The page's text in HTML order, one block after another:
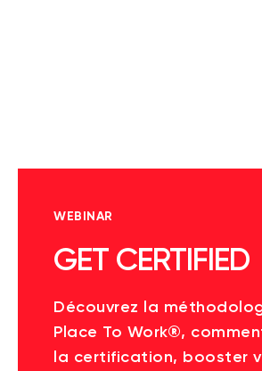
WEBINAR
GET CERTIFIED
Découvrez la
Place To Work®,
la certification, booster